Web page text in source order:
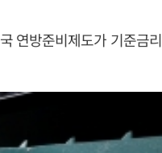
연방준비제도가 기준금리